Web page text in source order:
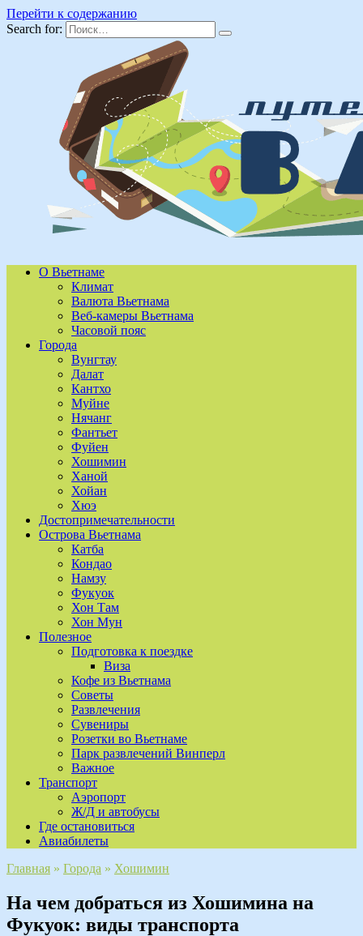
Перейти к содержанию
Search for:
О Вьетнаме
Климат
Валюта Вьетнама
Веб-камеры Вьетнама
Часовой пояс
Города
Вунгтау
Далат
Кантхо
Муйне
Нячанг
Фантьет
Фуйен
Хошимин
Ханой
Хойан
Хюэ
Достопримечательности
Острова Вьетнама
Катба
Кондао
Намзу
Фукуок
Хон Там
Хон Мун
Полезное
Подготовка к поездке
Виза
Кофе из Вьетнама
Советы
Развлечения
Сувениры
Розетки во Вьетнаме
Парк развлечений Винперл
Важное
Транспорт
Аэропорт
Ж/Д и автобусы
Где остановиться
Авиабилеты
Главная » Города » Хошимин
На чем добраться из Хошимина на
Фукуок: виды транспорта